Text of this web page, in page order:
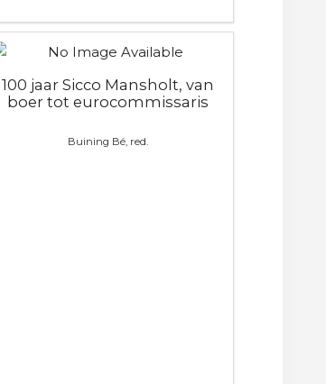
100 jaar Sicco Mansholt, van
boer tot eurocommissaris
Buining Bé, red.